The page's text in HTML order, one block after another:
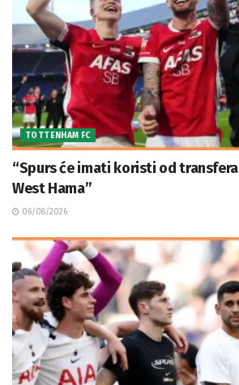
TOTTENHAM FC
“Spurs će imati koristi od
West Hama”
06/08/2026